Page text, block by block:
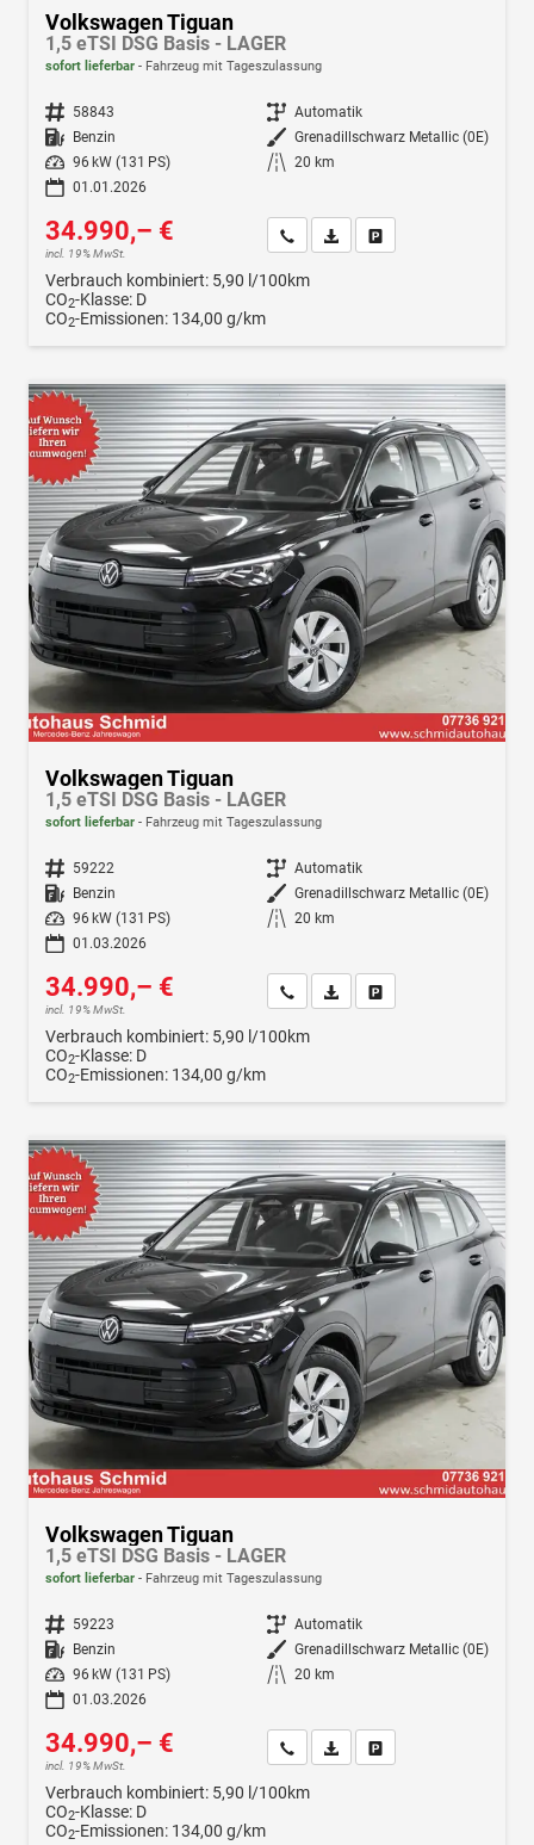
Volkswagen Tiguan
1,5 eTSI DSG Basis - LAGER
sofort lieferbar Fahrzeug mit Tageszulassung
Fahrzeugnr. 58843 Getriebe Automatik
Kraftstoff Benzin Außenfarbe Grenadillschwarz Metallic (0E)
Leistung
96 kW (131 PS) Kilometerstand 20 km
01.01.2026
34.990,– €
incl. 19% MwSt.
Wir rufen Sie anFahrzeugexposé (PDF)
Verbrauch kombiniert: 5,90 l/100km
CO2-Klasse: D
CO2-Emissionen: 134,00 g/km
Volkswagen Tiguan
1,5 eTSI DSG Basis - LAGER
sofort lieferbar Fahrzeug mit Tageszulassung
Fahrzeugnr. 59222 Getriebe Automatik
Kraftstoff Benzin Außenfarbe Grenadillschwarz Metallic (0E)
Leistung
96 kW (131 PS) Kilometerstand 20 km
01.03.2026
34.990,– €
incl. 19% MwSt.
Wir rufen Sie anFahrzeugexposé (PDF)
Verbrauch kombiniert: 5,90 l/100km
CO2-Klasse: D
CO2-Emissionen: 134,00 g/km
Volkswagen Tiguan
1,5 eTSI DSG Basis - LAGER
sofort lieferbar Fahrzeug mit Tageszulassung
Fahrzeugnr. 59223 Getriebe Automatik
Kraftstoff Benzin Außenfarbe Grenadillschwarz Metallic (0E)
Leistung
96 kW (131 PS) Kilometerstand 20 km
01.03.2026
34.990,– €
incl. 19% MwSt.
Wir rufen Sie anFahrzeugexposé (PDF)
Verbrauch kombiniert: 5,90 l/100km
CO2-Klasse: D
CO2-Emissionen: 134,00 g/km